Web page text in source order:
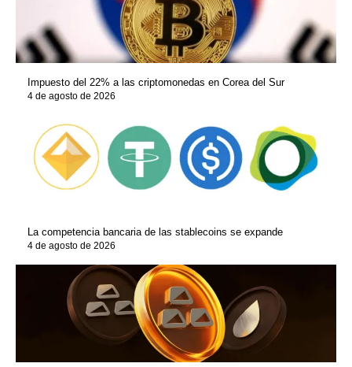
Impuesto del 22% a las criptomonedas en Corea del Sur
4 de agosto de 2026
La competencia bancaria de las stablecoins se expande
4 de agosto de 2026